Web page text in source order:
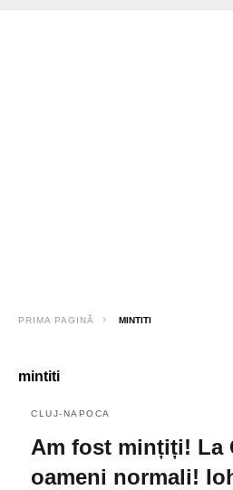
PRIMA PAGINĂ MINTITI
mintiti
CLUJ-NAPOCA
Am fost mințiți! La
oameni normali!